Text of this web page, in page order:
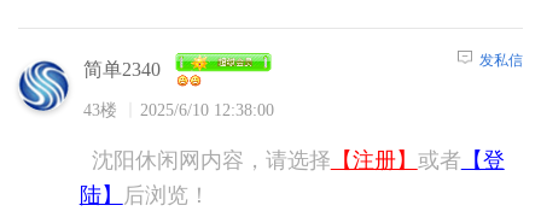
简单2340
43楼 2025/6/10 12:38:00
发私信
沈阳休闲网内容，请选择 【注册】 或者 【登
陆】
后浏览！